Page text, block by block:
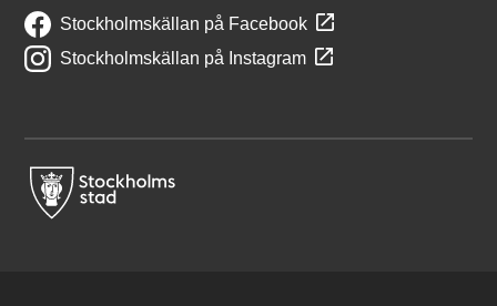
Stockholmskällan på Facebook
Stockholmskällan på Instagram